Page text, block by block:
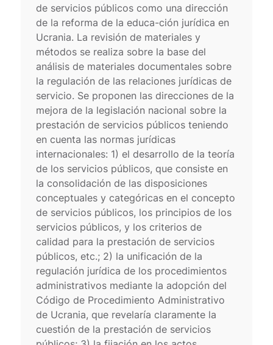
de servicios públicos como una dirección
de la reforma de la educa-ción jurídica en
Ucrania. La revisión de materiales y
métodos se realiza sobre la base del
análisis de materiales documentales sobre
la regulación de las relaciones jurídicas de
servicio. Se proponen las direcciones de la
mejora de la legislación nacional sobre la
prestación de servicios públicos teniendo
en cuenta las normas jurídicas
internacionales: 1) el desarrollo de la teoría
de los servicios públicos, que consiste en
la consolidación de las disposiciones
conceptuales y categóricas en el concepto
de servicios públicos, los principios de los
servicios públicos, y los criterios de
calidad para la prestación de servicios
públicos, etc.; 2) la unificación de la
regulación jurídica de los procedimientos
administrativos mediante la adopción del
Código de Procedimiento Administrativo
de Ucrania, que revelaría claramente la
cuestión de la prestación de servicios